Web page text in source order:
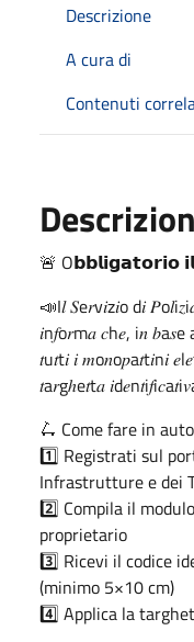
Descrizione
A cura di
Contenuti
🚨 O𝗯𝗯𝗹𝗶𝗴𝗮𝘁𝗼𝗿𝗶𝗼
📣I𝑙 𝑆e𝑟v𝑖z𝑖o d𝑖
𝑖n𝑓o𝑟m𝑎 𝑐h𝑒, i𝑛 𝑏a𝑠e
𝑡u𝑡t𝑖 𝑖 𝑚o𝑛o𝑝a𝑡t𝑖n𝑖
𝑡a𝑟gℎe𝑡t𝑎
🛴 Come fare in
1️⃣ Registrati sul
Infrastrutture e dei
2️⃣ Compila il
proprietario
3️⃣ Ricevi il codice
(minimo 5×10 cm)
4️⃣ Applica la